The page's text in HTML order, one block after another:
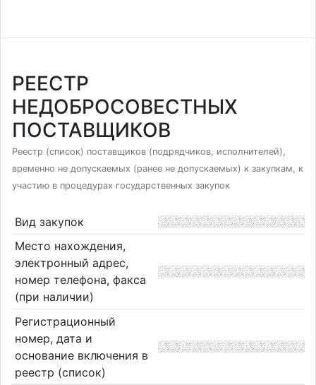
РЕЕСТР
НЕДОБРОСОВЕСТНЫХ
ПОСТАВЩИКОВ
Реестр (список) поставщиков (подрядчиков, исполнителей),
временно не допускаемых (ранее не допускаемых) к закупкам, к
участию в процедурах государственных закупок
Вид закупок
Место нахождения,
электронный адрес,
номер телефона, факса
(при наличии)
Регистрационный
номер, дата и
основание включения в
реестр (список)